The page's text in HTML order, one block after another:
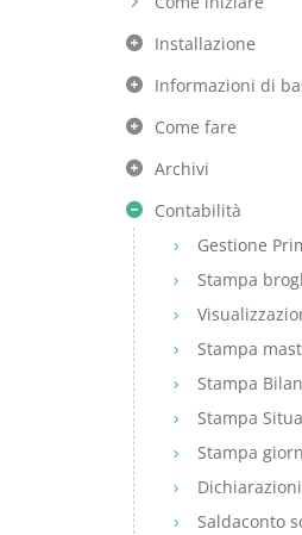
Installazione
Informazioni di
Come fare
Archivi
Contabilità
Gestione
Stampa
Stampa
Stampa
Stampa
Stampa
Saldaconto